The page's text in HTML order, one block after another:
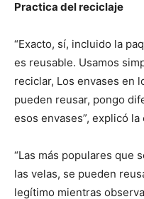
Practica del reciclaje
“Exacto, sí, incluido la
es reusable. Usamos
reciclar, Los envases en
pueden reusar, pongo
esos envases”, explicó
“Las más populares que
las velas, se pueden
legítimo mientras